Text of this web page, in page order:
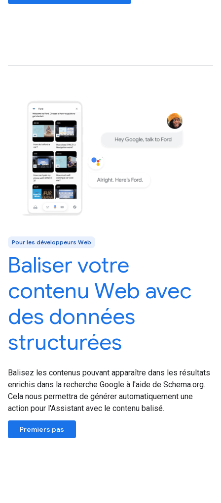
Pour les développeurs Web
Baliser votre
contenu Web avec
des données
structurées
Balisez les contenus pouvant apparaître dans les résultats
enrichis dans la recherche Google à l'aide de Schema.org.
Cela nous permettra de générer automatiquement une
action pour l'Assistant avec le contenu balisé.
Premiers pas